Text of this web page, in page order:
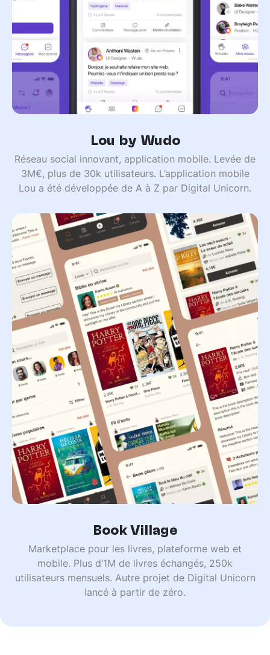
Lou by Wudo
Réseau social innovant, application mobile. Levée de
3M€, plus de 30k utilisateurs. L’application mobile
Lou a été développée de A à Z par Digital Unicorn.
Book Village
Marketplace pour les livres, plateforme web et
mobile. Plus d’1M de livres échangés, 250k
utilisateurs mensuels. Autre projet de Digital Unicorn
lancé à partir de zéro.